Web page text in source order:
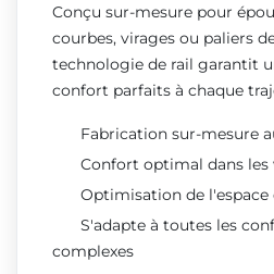
Conçu sur-mesure pour
courbes, virages ou paliers
technologie de rail garantit
confort parfaits à chaque
Fabrication sur-mesure
Confort optimal dans les
Optimisation de l'espace
S'adapte à toutes les
complexes